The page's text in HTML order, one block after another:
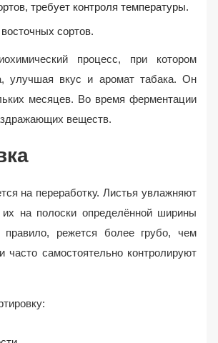
требует контроля температуры.
сортов.
процесс, при котором
улучшая вкус и аромат табака. Он
месяцев. Во время ферментации
веществ.
на переработку. Листья увлажняют
на полоски определённой ширины
режется более грубо, чем
часто самостоятельно контролируют